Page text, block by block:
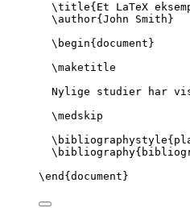
\title{Et LaTeX
\author{John Smith}
\begin{ document }
\maketitle
Nylige studier har
\medskip
\bibliographystyle
\bibliography
\end { document }